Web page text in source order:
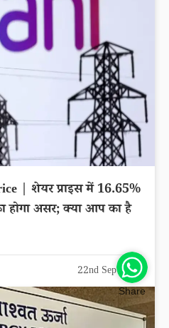
| शेयर प्राइस में 16.65%
असर; क्या आप का है
22nd Sep 2025
Share